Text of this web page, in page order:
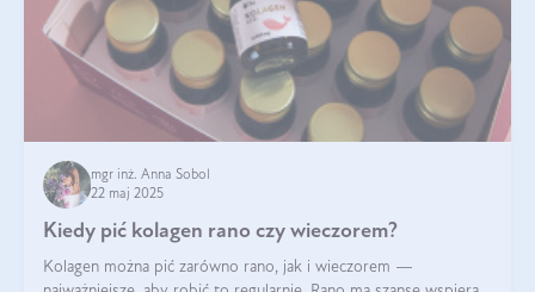
mgr inż. Anna Sobol
22 maj 2025
Kiedy pić kolagen rano czy wieczorem?
Kolagen można pić zarówno rano, jak i wieczorem —